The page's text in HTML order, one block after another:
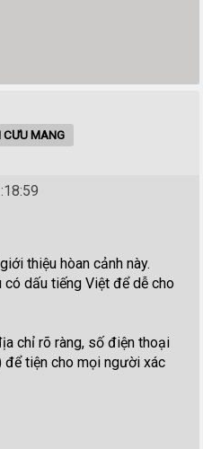
CƯU MANG
thiệu hòan cảnh này.
dấu tiếng Việt để dễ cho
chỉ rõ ràng, số điện thoại
để tiện cho mọi người xác